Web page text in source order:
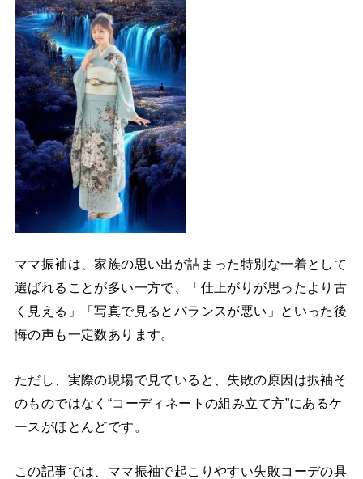
ママ振袖は、家族の思い出が詰まった特別な一着として
選ばれることが多い一方で、「仕上がりが思ったより古
く見える」「写真で見るとバランスが悪い」といった後
悔の声も一定数あります。
ただし、実際の現場で見ていると、失敗の原因は振袖そ
のものではなく“コーディネートの組み立て方”にあるケ
ースがほとんどです。
この記事では、ママ振袖で起こりやすい失敗コーデの具